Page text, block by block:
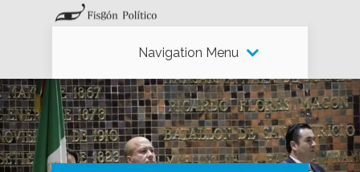
Navigation Menu